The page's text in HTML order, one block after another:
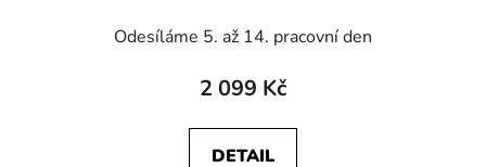
Odesíláme 5. až 14. pracovní den
2 099 Kč
DETAIL